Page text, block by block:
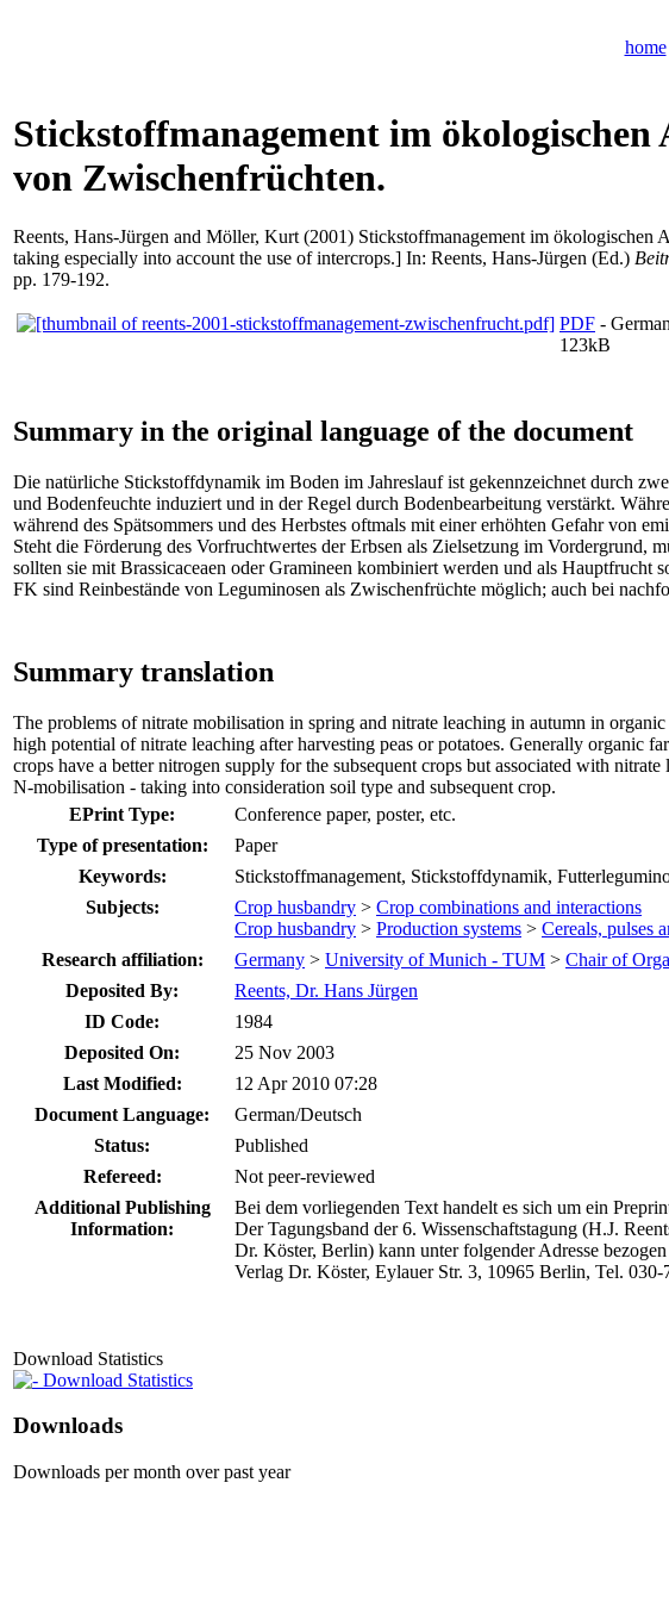
home
Stickstoffmanagement im ökologischen
von Zwischenfrüchten.
Reents, Hans-Jürgen and Möller, Kurt (2001) Stickstoffmanagement im ökologischen
taking especially into account the use of intercrops.] In: Reents, Hans-Jürgen (Ed.)
pp. 179-192.
PDF -
123kB
Summary in the original language of the document
Die natürliche Stickstoffdynamik im Boden im Jahreslauf ist gekennzeichnet durch
und Bodenfeuchte induziert und in der Regel durch Bodenbearbeitung verstärkt.
während des Spätsommers und des Herbstes oftmals mit einer erhöhten Gefahr von
Steht die Förderung des Vorfruchtwertes der Erbsen als Zielsetzung im
sollten sie mit Brassicaceaen oder Gramineen kombiniert werden und als
FK sind Reinbestände von Leguminosen als Zwischenfrüchte möglich; auch bei
Summary translation
The problems of nitrate mobilisation in spring and nitrate leaching in autumn in
high potential of nitrate leaching after harvesting peas or potatoes. Generally organic
crops have a better nitrogen supply for the subsequent crops but associated with
N-mobilisation - taking into consideration soil type and subsequent crop.
EPrint Type:
Conference paper, poster, etc.
Type of presentation:
Paper
Keywords:
Stickstoffmanagement, Stickstoffdynamik,
Subjects:
Crop husbandry > Crop combinations and interactions
Crop husbandry > Production systems > Cereals, pulses
Research affiliation:
Germany > University of Munich - TUM > Chair of
Deposited By:
Reents, Dr. Hans Jürgen
ID Code:
1984
Deposited On:
25 Nov 2003
Last Modified:
12 Apr 2010 07:28
Document Language:
German/Deutsch
Status:
Published
Refereed:
Not peer-reviewed
Additional Publishing
Information:
Bei dem vorliegenden Text handelt es sich um ein
Der Tagungsband der 6. Wissenschaftstagung (H.J.
Dr. Köster, Berlin) kann unter folgender Adresse
Verlag Dr. Köster, Eylauer Str. 3, 10965 Berlin, Tel.
Download Statistics
Download Statistics
Downloads
Downloads per month over past year